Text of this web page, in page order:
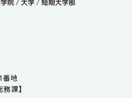
番地
課】